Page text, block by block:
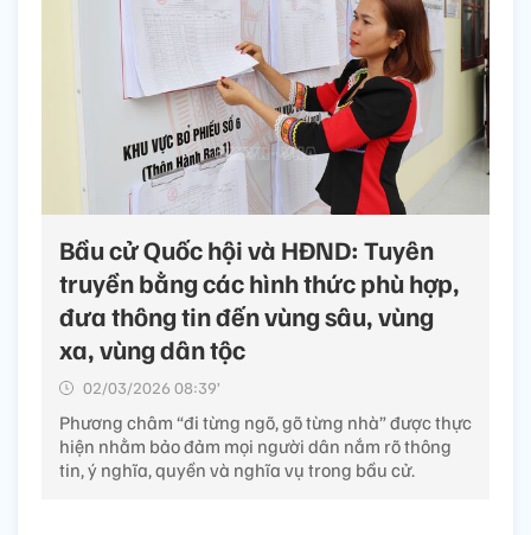
Bầu cử Quốc hội và HĐND: Tuyên
truyền bằng các hình thức phù hợp,
đưa thông tin đến vùng sâu, vùng
xa, vùng dân tộc
02/03/2026 08:39’
Phương châm “đi từng ngõ, gõ từng nhà” được thực
hiện nhằm bảo đảm mọi người dân nắm rõ thông
tin, ý nghĩa, quyền và nghĩa vụ trong bầu cử.